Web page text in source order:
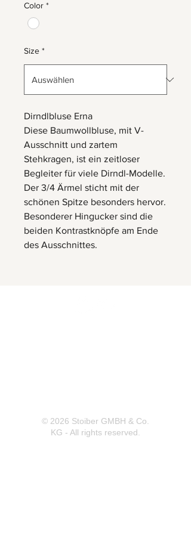
Color *
Size *
Dirndlbluse Erna
Diese Baumwollbluse, mit V-
Ausschnitt und zartem
Stehkragen, ist ein zeitloser
Begleiter für viele Dirndl-Modelle.
Der 3/4 Ärmel sticht mit der
schönen Spitze besonders hervor.
Besonderer Hingucker sind die
beiden Kontrastknöpfe am Ende
des Ausschnittes.
© 2026 Stoiber GMBH & Co.
KG - All rights reserved.